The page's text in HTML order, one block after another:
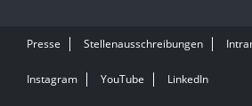
Presse Stellenausschreibungen
Instagram YouTube LinkedIn